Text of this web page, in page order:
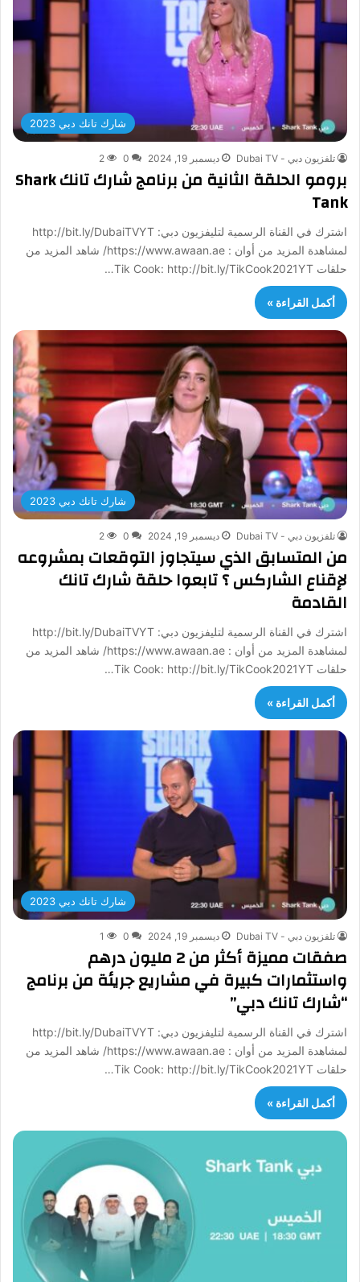
شارك تانك دبي 2023
تلفزيون دبي - Dubai TV ديسمبر 19, 2024 0
2
برومو الحلقة الثانية من برنامج شارك تانك Shark
Tank
اشترك في القناة الرسمية لتليفزيون دبي: http://bit.ly/DubaiTVYT
لمشاهدة المزيد من أوان : https://www.awaan.ae/ شاهد المزيد من
حلقات Tik Cook: http://bit.ly/TikCook2021YT…
أكمل القراءة »
شارك تانك دبي 2023
تلفزيون دبي - Dubai TV ديسمبر 19, 2024 0
2
من المتسابق الذي سيتجاوز التوقعات بمشروعه
لإقناع الشاركس ؟ تابعوا حلقة شارك تانك
القادمة
اشترك في القناة الرسمية لتليفزيون دبي: http://bit.ly/DubaiTVYT
لمشاهدة المزيد من أوان : https://www.awaan.ae/ شاهد المزيد من
حلقات Tik Cook: http://bit.ly/TikCook2021YT…
أكمل القراءة »
شارك تانك دبي 2023
تلفزيون دبي - Dubai TV ديسمبر 19, 2024 0
1
صفقات مميزة أكثر من 2 مليون درهم
واستثمارات كبيرة في مشاريع جريئة من برنامج
“شارك تانك دبي”
اشترك في القناة الرسمية لتليفزيون دبي: http://bit.ly/DubaiTVYT
لمشاهدة المزيد من أوان : https://www.awaan.ae/ شاهد المزيد من
حلقات Tik Cook: http://bit.ly/TikCook2021YT…
أكمل القراءة »